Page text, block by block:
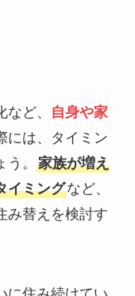
ど、
自身や家
には、タイミン
。 家族が増え
イミングなど、
み替えを検討す